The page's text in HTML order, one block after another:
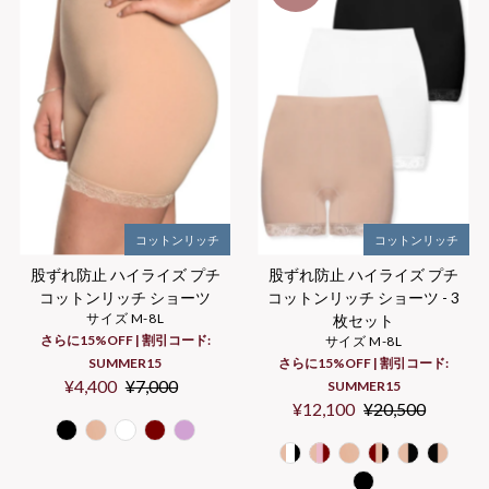
コットンリッチ
股ずれ防止 ハイライズ プチ
コットンリッチ ショーツ
サイズ M-8L
さらに15%OFF | 割引コード:
SUMMER15
セ
ル
¥4,400 通
価
¥7,000
コットンリッチ
股ずれ防止 ハイライズ プチ
コットンリッチ ショーツ - 3
枚セット
サイズ M-8L
さらに15%OFF | 割引コード:
SUMMER15
セ
ル
¥12,100 通
価
格
¥20,500